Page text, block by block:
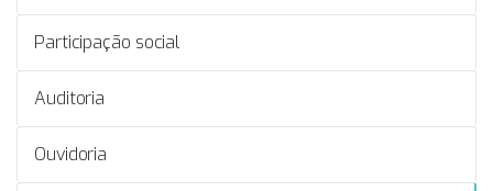
Participação social
Auditoria
Ouvidoria